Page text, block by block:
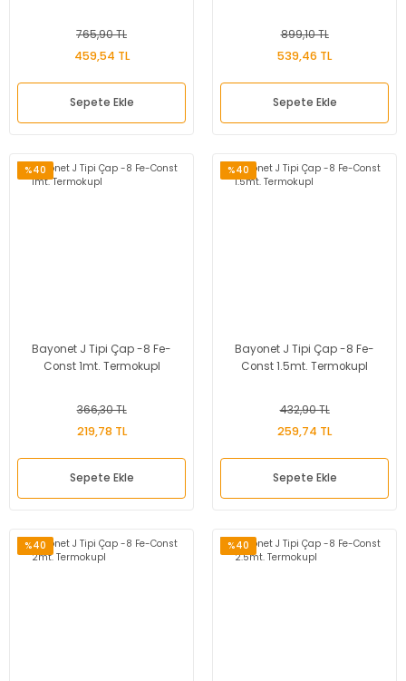
765,90 TL
459,54 TL
Sepete Ekle
899,10 TL
539,46 TL
Sepete Ekle
%40
Bayonet J Tipi Çap -8 Fe-
Const 1mt. Termokupl
366,30 TL
219,78 TL
Sepete Ekle
%40
Bayonet J Tipi Çap -8 Fe-
Const 1.5mt. Termokupl
432,90 TL
259,74 TL
Sepete Ekle
%40 %40